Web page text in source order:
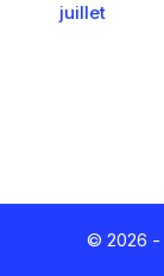
juillet
© 2026 -